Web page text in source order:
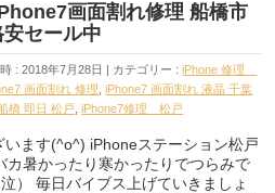
画面割れ修理 船橋市
セール中
: 2018年7月28日 カテゴリー :iPhone 修理
画面割れ 修理 ,iPhone7 画面割れ 液晶 千葉
橋 即日 松戸 ,iPhone7修理 松戸
ます(^o^) iPhoneステーション松戸
カ暑かったり寒かったりでつらみで
） 毎日バイブス上げていきましょ